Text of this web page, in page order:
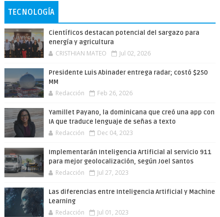
TECNOLOGÍA
Científicos destacan potencial del sargazo para
energía y agricultura
CRISTHIAN MATEO Jul 02, 2026
Presidente Luis Abinader entrega radar; costó $250
MM
Redacción Feb 26, 2026
Yamillet Payano, la dominicana que creó una app con
IA que traduce lenguaje de señas a texto
Redacción Dec 04, 2023
Implementarán Inteligencia Artificial al servicio 911
para mejor geolocalización, según Joel Santos
Redacción Jul 27, 2023
Las diferencias entre Inteligencia Artificial y Machine
Learning
Redacción Jul 01, 2023